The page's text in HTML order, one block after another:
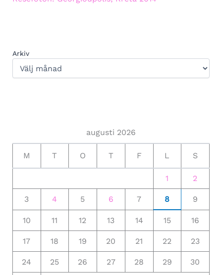
Arkiv
augusti 2026
M T O T F L S
1 2
3 4 5 6 7 8 9
10 11 12 13 14 15 16
17 18 19 20 21 22 23
24 25 26 27 28 29 30